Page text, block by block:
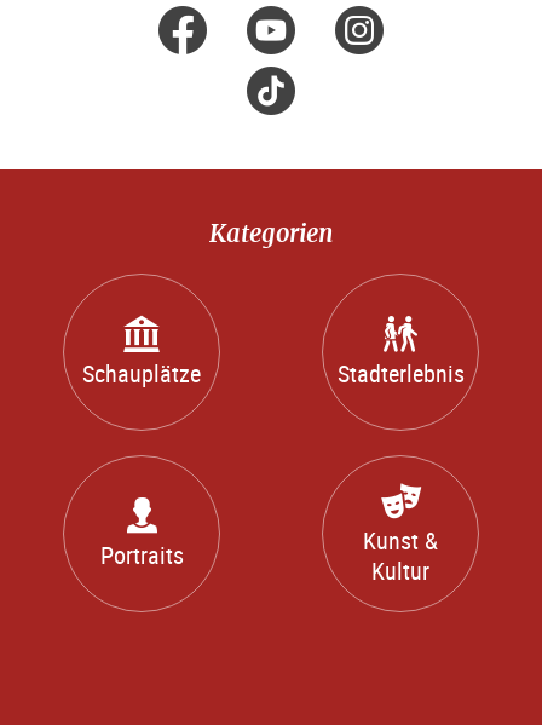
facebook
Youtube
Tik
Tok
Kategorien
Schauplätze Stadterlebnis
Portraits
Kunst &
Kultur